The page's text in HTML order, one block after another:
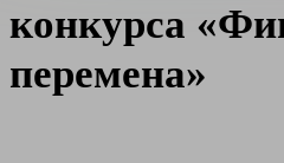
конкурса
перемена»